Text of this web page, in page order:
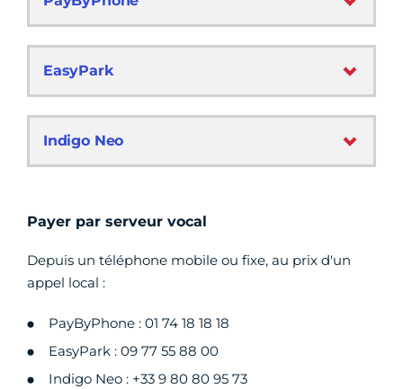
EasyPark
Indigo Neo
Payer par serveur vocal
Depuis un téléphone mobile ou fixe, au prix d'un
appel local :
PayByPhone : 01 74 18 18 18
EasyPark : 09 77 55 88 00
Indigo Neo : +33 9 80 80 95 73